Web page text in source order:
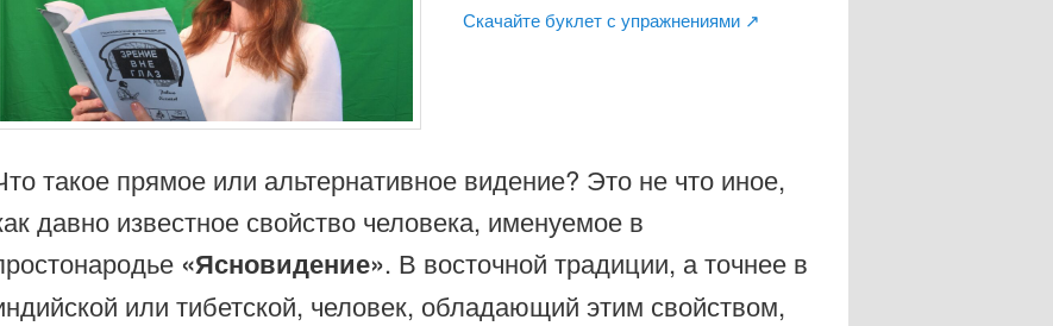
Скачайте буклет с упражнениями ↗
такое прямое или альтернативное видение? Это не что иное,
давно известное свойство человека, именуемое в
«Ясновидение». В восточной традиции, а точнее в
или тибетской, человек, обладающий этим свойством,